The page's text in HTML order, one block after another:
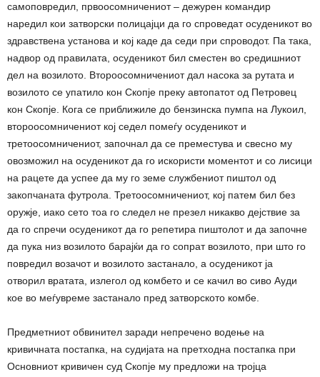
самоповредил, првоосомничениот – дежурен командир
наредил кои затворски полицајци да го спроведат осуденикот во
здравствена установа и кој каде да седи при спроводот. Па така,
надвор од правилата, осуденикот бил сместен во средишниот
дел на возилото. Второосомничениот дал насока за рутата и
возилото се упатило кон Скопје преку автопатот од Петровец
кон Скопје. Кога се приближиле до бензинска пумпа на Лукоил,
второосомничениот кој седел помеѓу осуденикот и
третоосомничениот, започнал да се преместува и свесно му
овозможил на осуденикот да го искористи моментот и со лисици
на рацете да успее да му го земе службениот пиштол од
закопчаната футрола. Третоосомничениот, кој патем бил без
оружје, иако сето тоа го следел не презел никакво дејствие за
да го спречи осуденикот да го репетира пиштолот и да започне
да пука низ возилото барајќи да го сопрат возилото, при што го
повредил возачот и возилото застанало, а осуденикот ја
отворил вратата, излегол од комбето и се качил во сиво Ауди
кое во меѓувреме застанало пред затворското комбе.
Предметниот обвинител заради непречено водење на
кривичната постапка, на судијата на претходна постапка при
Основниот кривичен суд Скопје му предложи на тројца